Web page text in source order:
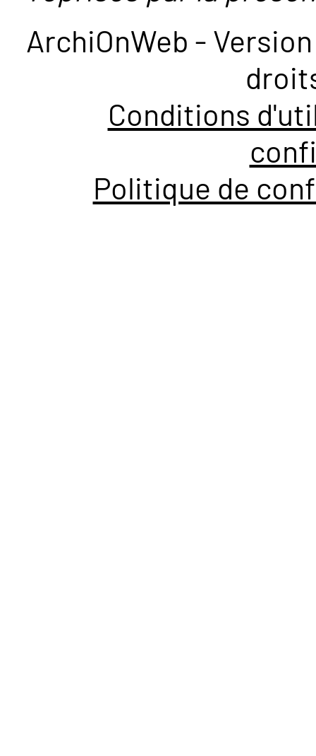
ArchiOnWeb -
Conditions
Politique de